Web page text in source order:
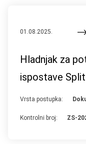
01.08.2025.
Hladnjak za
ispostave
Vrsta postupka:
Kontrolni broj: ZS-